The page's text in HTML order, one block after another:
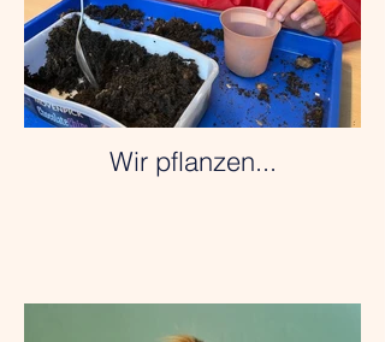
Wir pflanzen...